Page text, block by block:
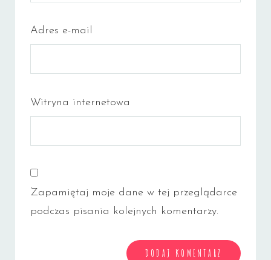
Adres e-mail
Witryna internetowa
Zapamiętaj moje dane w tej przeglądarce
podczas pisania kolejnych komentarzy.